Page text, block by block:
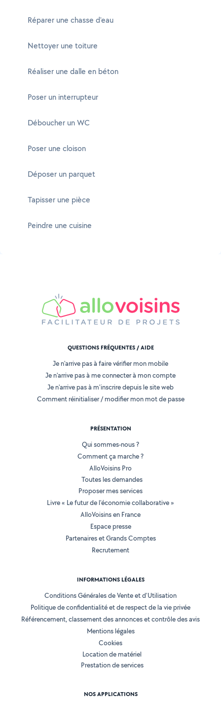
Réparer une chasse d'eau
Nettoyer une toiture
Réaliser une dalle en béton
Poser un interrupteur
Déboucher un WC
Poser une cloison
Déposer un parquet
Tapisser une pièce
Peindre une cuisine
QUESTIONS FRÉQUENTES / AIDE
Je n'arrive pas à faire vérifier mon mobile
Je n'arrive pas à me connecter à mon compte
Je n'arrive pas à m'inscrire depuis le site web
Comment réinitialiser / modifier mon mot de passe
PRÉSENTATION
Qui sommes-nous ?
Comment ça marche ?
AlloVoisins Pro
Toutes les demandes
Proposer mes services
Livre « Le futur de l'économie collaborative »
AlloVoisins en France
Espace presse
Partenaires et Grands Comptes
Recrutement
INFORMATIONS LÉGALES
Conditions Générales de Vente et d'Utilisation
Politique de confidentialité et de respect de la vie privée
Référencement, classement des annonces et contrôle des avis
Mentions légales
Cookies
Location de matériel
Prestation de services
NOS APPLICATIONS